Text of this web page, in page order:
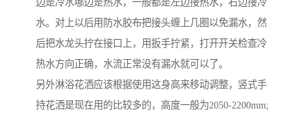
边是冷水哪边是热水，一般都是左边接热水，右边接冷
水。对上以后用防水胶布把接头缠上几圈以免漏水，然
后把水龙头拧在接口上，用扳手拧紧，打开开关检查冷
热水方向正确，水流正常没有漏水就可以了。
另外淋浴花洒应该根据使用这身高来移动调整，竖式手
持花洒是现在用的比较多的，高度一般为2050-2200mm;